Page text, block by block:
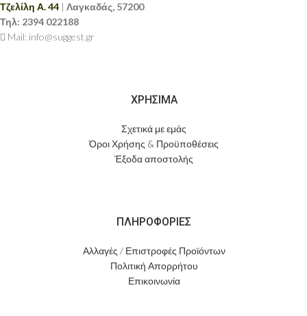
Τζελίλη Α. 44 | Λαγκαδάς, 57200
Τηλ: 2394 022188
Mail: info@suggest.gr
ΧΡΗΣΙΜΑ
Σχετικά με εμάς
Όροι Χρήσης & Προϋποθέσεις
Έξοδα αποστολής
ΠΛΗΡΟΦΟΡΙΕΣ
Αλλαγές / Επιστροφές Προϊόντων
Πολιτική Απορρήτου
Επικοινωνία